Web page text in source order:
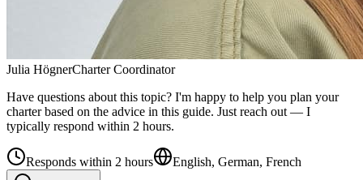
Julia HögnerCharter Coordinator
Have questions about this topic? I'm happy to help you plan your
charter based on the advice in this guide. Just reach out — I
typically respond within 2 hours.
Responds within 2 hours English, German, French